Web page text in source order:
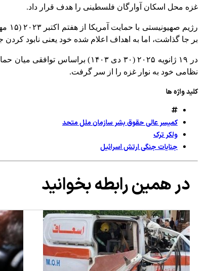
غزه محل اسکان آوارگان فلسطینی را هدف قرار داد.
بر جا گذاشت، اما به اهداف اعلام شده خود یعنی نابود
نظامی خود به نوار غزه را از سر گرفت.
کلید واژه ها
کمیسر عالی حقوق بشر سازمان ملل متحد
ولکر ترک
جنایات جنگی ارتش اسرائیل
در همین رابطه بخوانید